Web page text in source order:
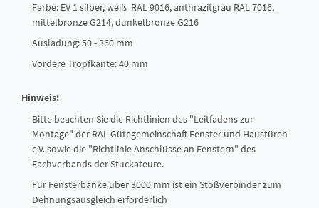
Farbe: EV 1 silber, weiß RAL 9016, anthrazitgrau RAL 7016,
mittelbronze G214, dunkelbronze G216
Ausladung: 50 - 360 mm
Vordere Tropfkante: 40 mm
Hinweis:
Bitte beachten Sie die Richtlinien des "Leitfadens zur
Montage" der RAL-Gütegemeinschaft Fenster und Haustüren
e.V. sowie die "Richtlinie Anschlüsse an Fenstern" des
Fachverbands der Stuckateure.
Für Fensterbänke über 3000 mm ist ein Stoßverbinder zum
Dehnungsausgleich erforderlich